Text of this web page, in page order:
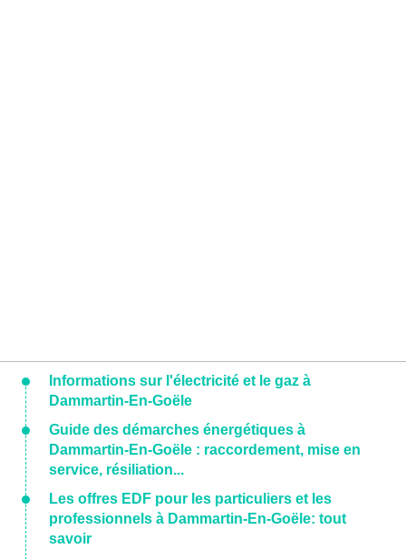
Informations sur l'électricité et le gaz à
Dammartin-En-Goële
Guide des démarches énergétiques à
Dammartin-En-Goële : raccordement, mise en
service, résiliation...
Les offres EDF pour les particuliers et les
professionnels à Dammartin-En-Goële: tout
savoir